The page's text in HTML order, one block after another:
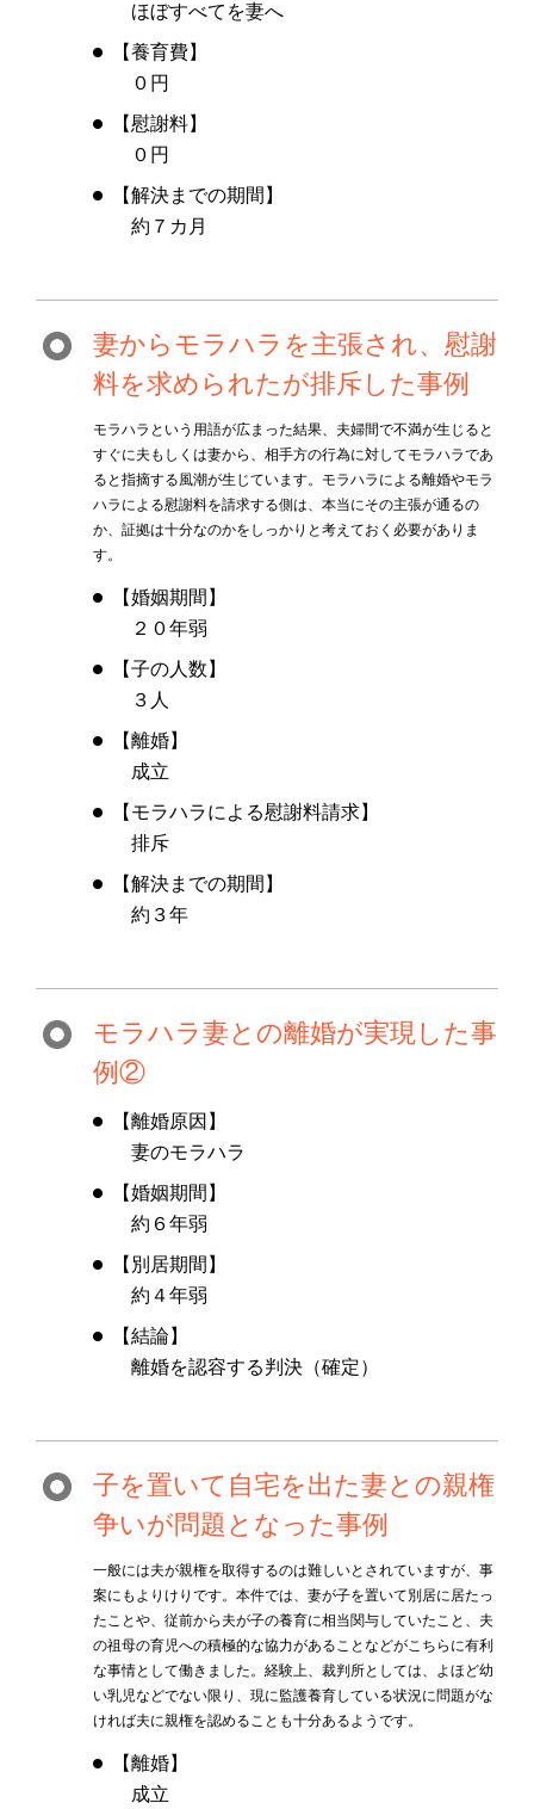
ほぼすべてを妻へ
【養育費】
０円
【慰謝料】
０円
【解決までの期間】
約７カ月
妻からモラハラを主張され、慰謝
料を求められたが排斥した事例
モラハラという用語が広まった結果、夫婦間で不満が生じると
すぐに夫もしくは妻から、相手方の行為に対してモラハラであ
ると指摘する風潮が生じています。モラハラによる離婚やモラ
ハラによる慰謝料を請求する側は、本当にその主張が通るの
か、証拠は十分なのかをしっかりと考えておく必要がありま
す。
【婚姻期間】
２０年弱
【子の人数】
３人
【離婚】
成立
【モラハラによる慰謝料請求】
排斥
【解決までの期間】
約３年
モラハラ妻との離婚が実現した事
例②
【離婚原因】
妻のモラハラ
【婚姻期間】
約６年弱
【別居期間】
約４年弱
【結論】
離婚を認容する判決（確定）
子を置いて自宅を出た妻との親権
争いが問題となった事例
一般には夫が親権を取得するのは難しいとされていますが、事
案にもよりけりです。本件では、妻が子を置いて別居に居たっ
たことや、従前から夫が子の養育に相当関与していたこと、夫
の祖母の育児への積極的な協力があることなどがこちらに有利
な事情として働きました。経験上、裁判所としては、よほど幼
い乳児などでない限り、現に監護養育している状況に問題がな
ければ夫に親権を認めることも十分あるようです。
【離婚】
成立